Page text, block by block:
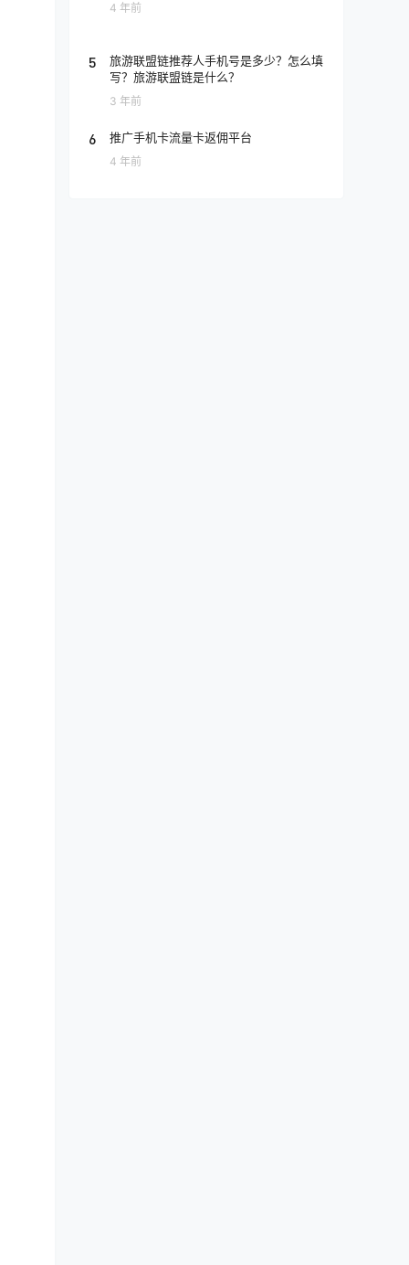
4 年前
5
旅游联盟链推荐人手机号是多少？怎么填
写？旅游联盟链是什么？
3 年前
6 推广手机卡流量卡返佣平台
4 年前